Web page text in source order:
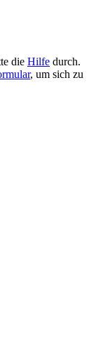
die Hilfe durch.
, um sich zu